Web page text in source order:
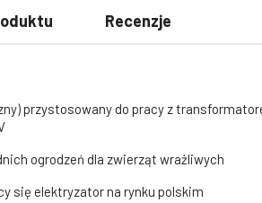
Recenzje
przystosowany do pracy z
ogrodzeń dla zwierząt wrażliwych
się elektryzator na rynku polskim